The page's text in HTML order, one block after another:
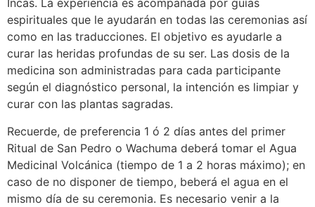
Incas. La experiencia es acompañada por guías
espirituales que le ayudarán en todas las ceremonias así
como en las traducciones. El objetivo es ayudarle a
curar las heridas profundas de su ser. Las dosis de la
medicina son administradas para cada participante
según el diagnóstico personal, la intención es limpiar y
curar con las plantas sagradas.
Recuerde, de preferencia 1 ó 2 días antes del primer
Ritual de San Pedro o Wachuma deberá tomar el Agua
Medicinal Volcánica (tiempo de 1 a 2 horas máximo); en
caso de no disponer de tiempo, beberá el agua en el
mismo día de su ceremonia. Es necesario venir a la